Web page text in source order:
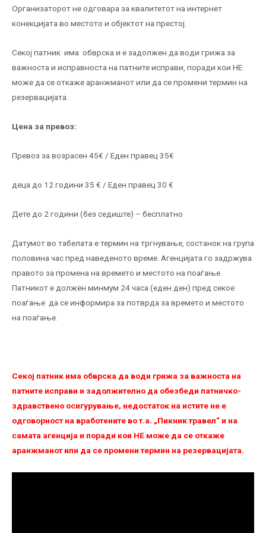
Организаторот не одговара за квалитетот на интернет
конекцијата во местото и објектот на престој.
Секој патник има обврска и е задолжен да води грижа за
важноста и исправноста на патните исправи, поради кои НЕ
можe да се откаже аранжманот или да се промени термин на
резервацијата.
Цена за превоз:
Превоз за возрасен 45€ / Еден правец 35€
деца до 12 години 35 € / Еден правец 30 €
Дете до 2 години (без седиште) – бесплатно
Датумот во табелата е термин на тргнување, состанок на група
половина час пред наведеното време. Агенцијата го задржува
правото за промена на времето и местото на поаѓање.
Патникот е должен минмум 24 часа (еден ден) пред секое
поаѓање да се информира за потврда за времето и местото
на поаѓање.
Секој патник има обврска да води грижа за важноста на
патните исправи и задолжително да обезбеди патничко-
здравствено осигурување, недостаток на истите не е
одговорност на вработените во т.а. „Пикник травел“ и на
самата агенција и поради кои НЕ можe да се откаже
аранжманот или да се промени термин на резервацијата.